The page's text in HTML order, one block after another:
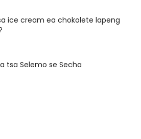
ice cream ea chokolete lapeng
tsa Selemo se Secha